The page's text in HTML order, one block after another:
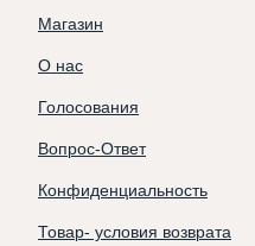
Магазин
О нас
Голосования
Вопрос-Ответ
Конфиденциальность
Товар- условия возврата